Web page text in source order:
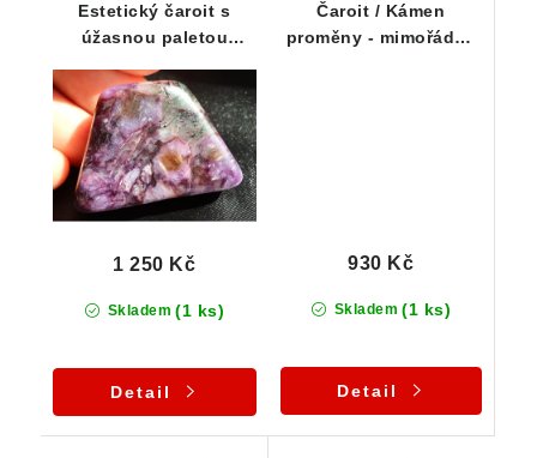
Estetický čaroit s
úžasnou paletou
levandulových odstínů
Skladem (1 ks)
1 250 Kč
Detail
Čaroit / Kámen
proměny - mimořádně
Skladem (1 ks)
930 Kč
Detail